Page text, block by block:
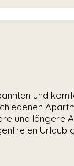
und
und längere
Urlaub